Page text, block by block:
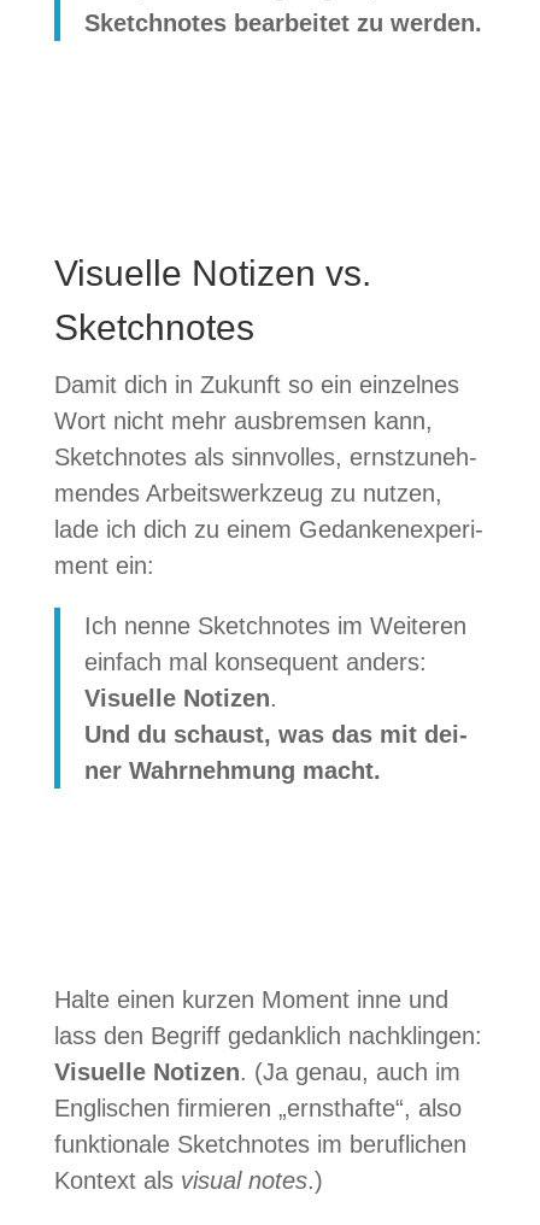
Sketch­no­tes bear­bei­tet zu werden.
Visuelle Notizen vs.
Sketchnotes
Damit dich in Zukunft so ein ein­zel­nes
Wort nicht mehr aus­brem­sen kann,
Sketch­no­tes als sinn­vol­les, ernst­zu­neh­
men­des Arbeits­werk­zeug zu nut­zen,
lade ich dich zu einem Gedan­ken­ex­pe­ri­
ment ein:
Ich nenne Sketch­no­tes im Wei­te­ren
ein­fach mal kon­se­quent anders:
Visu­elle Noti­zen.
Und du schaust, was das mit dei­
ner Wahr­neh­mung macht.
Halte einen kur­zen Moment inne und
lass den Begriff gedank­lich nach­klin­gen:
Visu­elle Noti­zen. (Ja genau, auch im
Eng­li­schen fir­mie­ren „ernst­hafte“, also
funk­tio­nale Sketch­no­tes im beruf­li­chen
Kon­text als visual notes.)